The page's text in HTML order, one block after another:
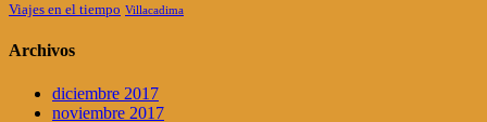
Viajes en el tiempo Villacadima
Archivos
diciembre 2017
noviembre 2017